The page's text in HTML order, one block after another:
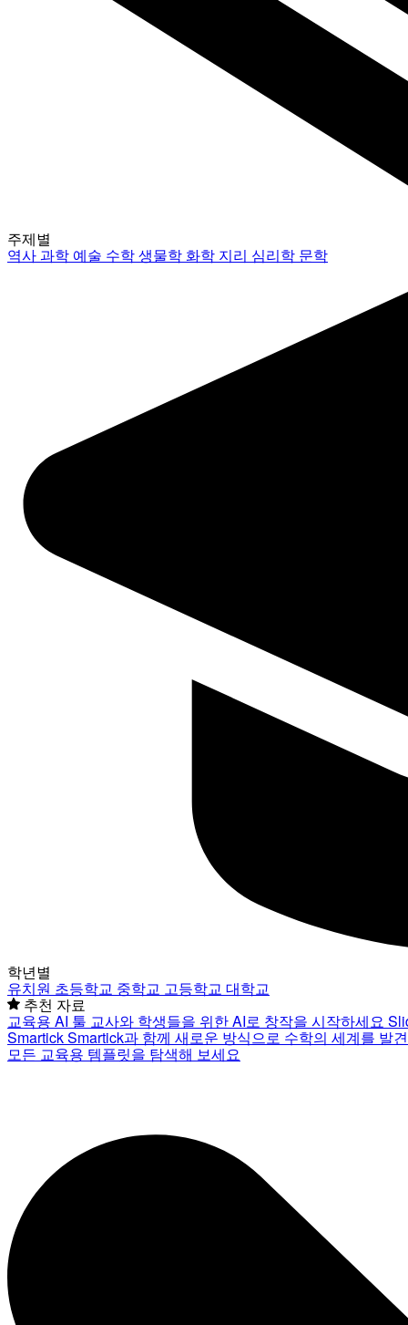
주제별
역사과학 예술 수학생물학 화학 지리 심리학 문학
학년별
유치원 초등학교 중학교 고등학교 대학교
추천 자료
교육용 AI 툴 교사와 학생들을 위한 AI로 창작을 시작하세요
SmartickSmartick과 함께 새로운 방식으로 수학의 세계를 발
모든 교육용 템플릿을 탐색해 보세요